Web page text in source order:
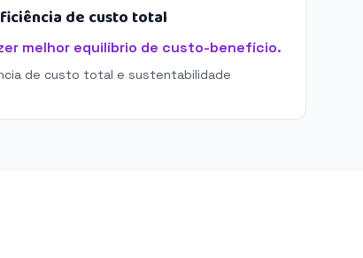
de custo total
melhor equilíbrio de custo-benefício.
de custo total e sustentabilidade